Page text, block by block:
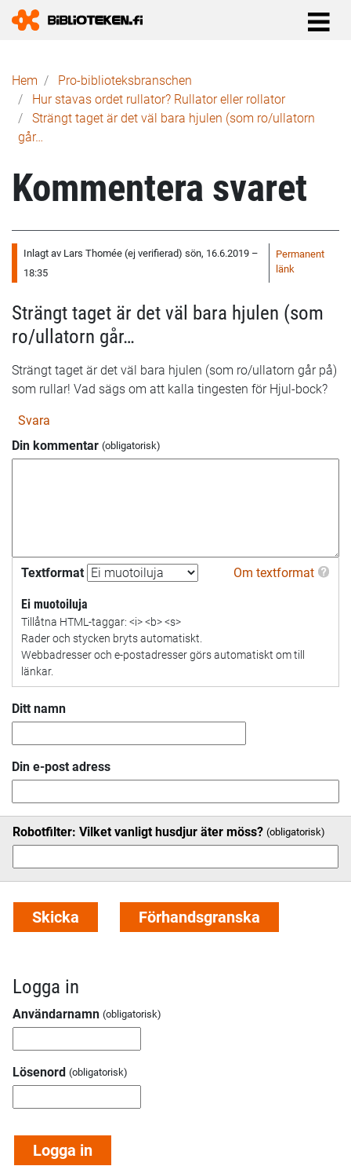
Länkstig
Hem
Pro-biblioteks­branschen
Hur stavas ordet rullator? Rullator eller rollator
Strängt taget är det väl bara hjulen (som ro/ullatorn
går…
Kommentera svaret
Inlagt av Lars Thomée (ej verifierad) sön, 16.6.2019 –
18:35
Permanent
länk
Strängt taget är det väl bara hjulen (som
ro/ullatorn går…
Strängt taget är det väl bara hjulen (som ro/ullatorn går på)
som rullar! Vad sägs om att kalla tingesten för Hjul-bock?
Svara
Din kommentar
Om textformat
Textformat
Ei muotoiluja
Tillåtna HTML-taggar: <i> <b> <s>
Rader och stycken bryts automatiskt.
Webbadresser och e-postadresser görs automatiskt om till
länkar.
Ditt namn
Din e-post adress
Robotfilter: Vilket vanligt husdjur äter möss?
Logga in
Användarnamn
Lösenord